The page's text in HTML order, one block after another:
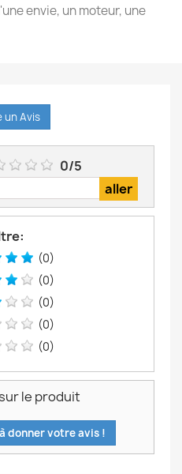
envie, un moteur, une
un Avis
0/5
(0)
(0)
(0)
(0)
(0)
le produit
donner votre avis !